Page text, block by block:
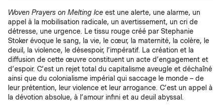
Woven Prayers on Melting Ice est une alerte, une alarme, un
appel à la mobilisation radicale, un avertissement, un cri de
détresse, une urgence. Le tissu rouge créé par Stephanie
Stoker évoque le sang, la vie, le cœur, la maternité, la colère, le
deuil, la violence, le désespoir, l’impératif. La création et la
diffusion de cette œuvre constituent un acte d’engagement et
d’espoir. C’est un rejet total du capitalisme aveugle et déchaîné
ainsi que du colonialisme impérial qui saccage le monde – de
leur prétention, leur violence et leur arrogance. C’est un appel à
la dévotion absolue, à l’amour infini et au deuil abyssal.